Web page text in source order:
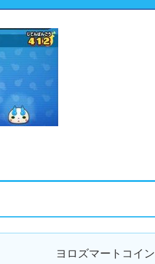
ヨロズマートコイン